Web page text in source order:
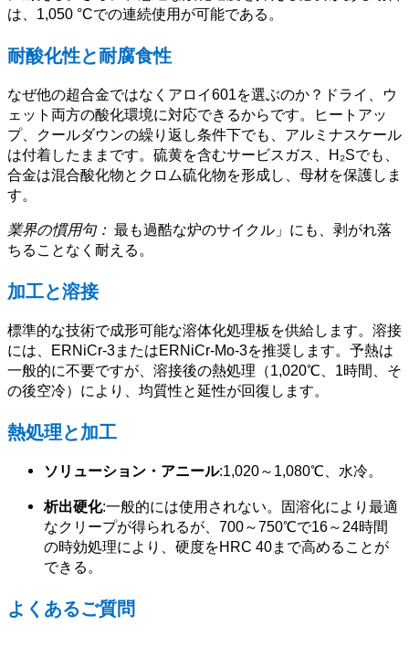
は、1,050 °Cでの連続使用が可能である。
耐酸化性と耐腐食性
なぜ他の超合金ではなくアロイ601を選ぶのか？ドライ、ウ
ェット両方の酸化環境に対応できるからです。ヒートアッ
プ、クールダウンの繰り返し条件下でも、アルミナスケール
は付着したままです。硫黄を含むサービスガス、H₂Sでも、
合金は混合酸化物とクロム硫化物を形成し、母材を保護しま
す。
業界の慣用句： 最も過酷な炉のサイクル」にも、剥がれ落
ちることなく耐える。
加工と溶接
標準的な技術で成形可能な溶体化処理板を供給します。溶接
には、ERNiCr-3またはERNiCr-Mo-3を推奨します。予熱は
一般的に不要ですが、溶接後の熱処理（1,020℃、1時間、そ
の後空冷）により、均質性と延性が回復します。
熱処理と加工
ソリューション・アニール:1,020～1,080℃、水冷。
析出硬化:一般的には使用されない。固溶化により最適
なクリープが得られるが、700～750℃で16～24時間
の時効処理により、硬度をHRC 40まで高めることが
できる。
よくあるご質問